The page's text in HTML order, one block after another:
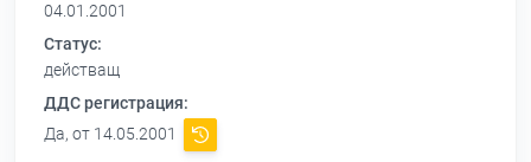
04.01.2001
Статус:
действащ
ДДС регистрация:
Да, от 14.05.2001